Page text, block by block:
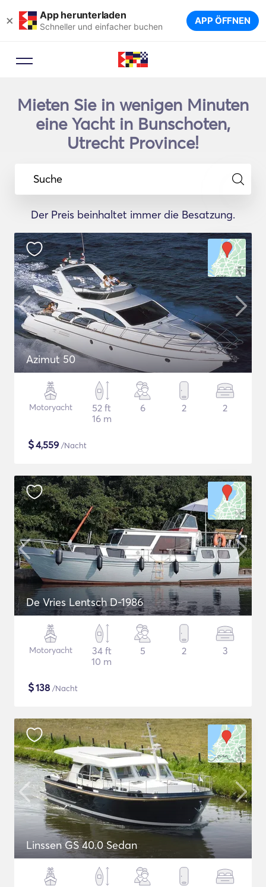
× App herunterladen
Schneller und einfacher buchen APP ÖFFNEN
Mieten Sie in wenigen Minuten
eine Yacht in Bunschoten,
Utrecht Province!
Suche
Der Preis beinhaltet immer die Besatzung.
Azimut 50
Motoryacht
52 ft
16 m
6 2 2
$4,559 /Nacht
De Vries Lentsch D-1986
Motoryacht
34 ft
10 m
5 2 3
$138 /Nacht
Linssen GS 40.0 Sedan